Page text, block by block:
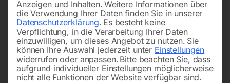
Anzeigen und Inhalten. Weitere Informationen über
die Verwendung Ihrer Daten finden Sie in unserer
Datenschutzerklärung. Es besteht keine
Verpflichtung, in die Verarbeitung Ihrer Daten
einzuwilligen, um dieses Angebot zu nutzen. Sie
können Ihre Auswahl jederzeit unter Einstellungen
widerrufen oder anpassen. Bitte beachten Sie, dass
aufgrund individueller Einstellungen möglicherweise
nicht alle Funktionen der Website verfügbar sind.